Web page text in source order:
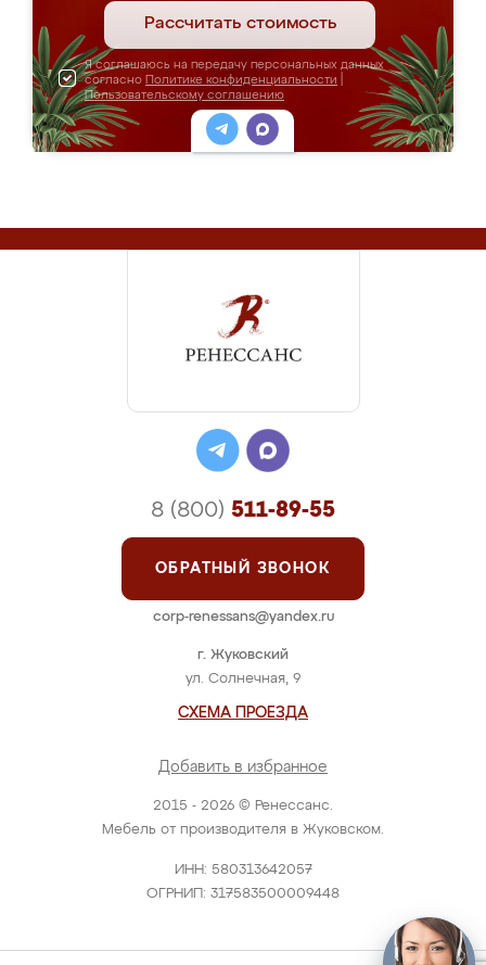
Рассчитать стоимость
Я соглашаюсь на передачу персональных данных
согласно Политике конфиденциальности
Пользовательскому соглашению
2015 - 2026 © Ренессанс.
Мебель от производителя в Жуковском.
ИНН: 580313642057
ОГРНИП: 317583500009448
г. Жуковский
ул. Солнечная, 9
СХЕМА ПРОЕЗДА
Добавить в избранное
8 (800) 511-89-55
ОБРАТНЫЙ ЗВОНОК
corp-renessans@yandex.ru